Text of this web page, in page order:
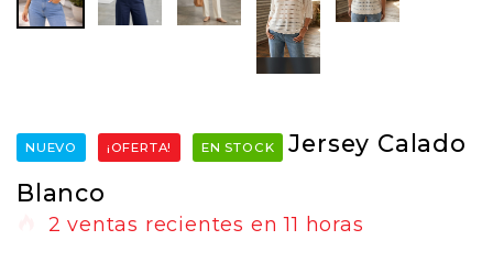
NUEVO ¡OFERTA! EN STOCK
Jersey Calado
Blanco
2 ventas recientes en11 horas